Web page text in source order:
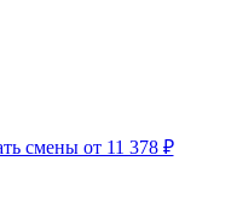
смены от 11 378 ₽